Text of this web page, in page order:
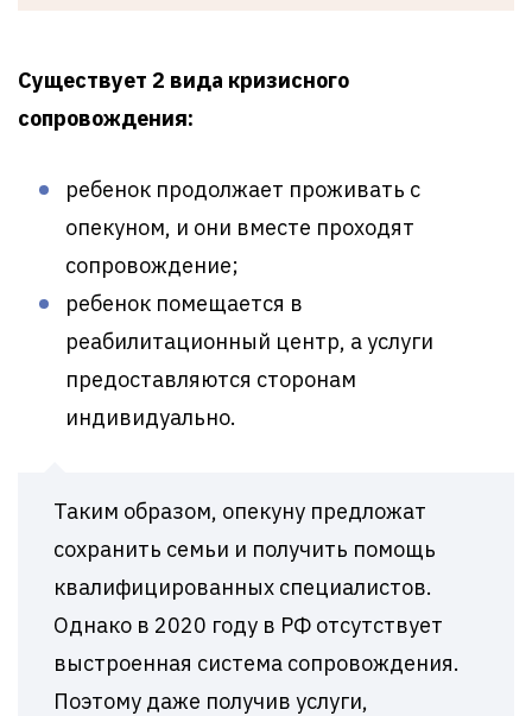
Существует 2 вида кризисного
сопровождения:
ребенок продолжает проживать с
опекуном, и они вместе проходят
сопровождение;
ребенок помещается в
реабилитационный центр, а услуги
предоставляются сторонам
индивидуально.
Таким образом, опекуну предложат
сохранить семьи и получить помощь
квалифицированных специалистов.
Однако в 2020 году в РФ отсутствует
выстроенная система сопровождения.
Поэтому даже получив услуги,